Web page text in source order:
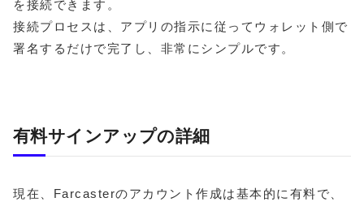
を接続できます。
接続プロセスは、アプリの指示に従ってウォレット側で
署名するだけで完了し、非常にシンプルです。
有料サインアップの詳細
現在、Farcasterのアカウント作成は基本的に有料で、